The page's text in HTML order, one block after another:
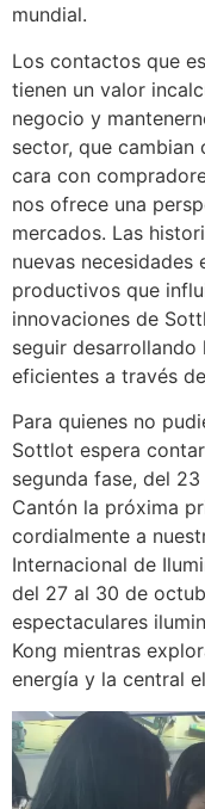
mundial.
Los contactos que
tienen un valor
negocio y
sector, que
cara con
nos ofrece una
mercados. Las
nuevas
productivos que
innovaciones de
seguir
eficientes a través
Para quienes no
Sottlot espera
segunda fase, del
Cantón la próxima
cordialmente a
Internacional de
del 27 al 30 de
espectaculares
Kong mientras
energía y la central